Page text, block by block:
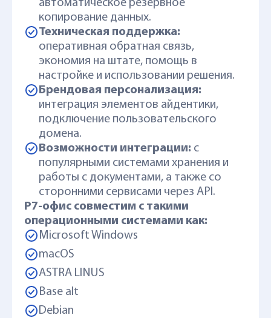
автоматическое резервное
копирование данных.
Техническая поддержка:
оперативная обратная связь,
экономия на штате, помощь в
настройке и использовании решения.
Брендовая персонализация:
интеграция элементов айдентики,
подключение пользовательского
домена.
Возможности интеграции: с
популярными системами хранения и
работы с документами, а также со
сторонними сервисами через API.
Р7-офис совместим с такими
операционными системами как:
Microsoft Windows
macOS
ASTRA LINUS
Base alt
Debian